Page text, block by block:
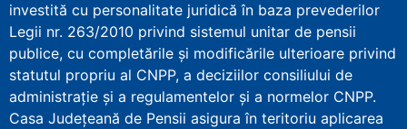
investită cu personalitate juridică în baza prevederilor
Legii nr. 263/2010 privind sistemul unitar de pensii
publice, cu completările și modificările ulterioare privind
statutul propriu al CNPP, a deciziilor consiliului de
administrație și a regulamentelor și a normelor CNPP.
Casa Județeană de Pensii asigura în teritoriu aplicarea